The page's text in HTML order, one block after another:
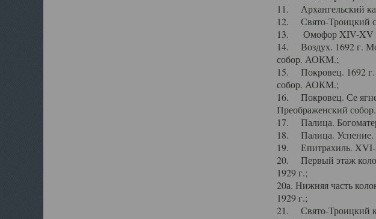
11. Архангельский
12. Свято-Троицкий
13. Омофор XIV-XV
14. Воздух. 1692 г.
собор. АОКМ.;
15. Покровец. 1692 г.
собор. АОКМ.;
16. Покровец. Се
Преображенский
17. Палица.
18. Палица. Успение.
19. Епитрахиль.
20. Первый этаж
1929 г.;
20а. Нижняя часть
1929 г.;
21. Свято-Троицкий